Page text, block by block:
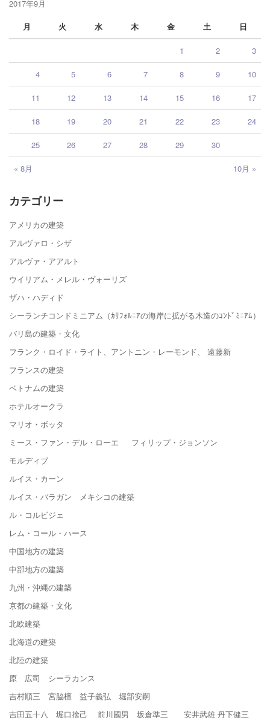
2017年9月
月
火 水 木 金 土 日
« 8月 10月 »
1 2 3
4 5 6 7 8 9 10
11 12 13 14 15 16 17
18 19 20 21 22 23 24
25 26 27 28 29 30
カテゴリー
アメリカの建築
アルヴァロ・シザ
アルヴァ・アアルト
ウイリアム・メレル・ヴォーリズ
ザハ・ハディド
シーランチコンドミニアム（ｶﾘﾌｫﾙﾆｱの海岸に拡がる木造のｺﾝﾄﾞﾐﾆｱﾑ）
バリ島の建築・文化
フランク・ロイド・ライト、アントニン・レーモンド、 遠藤新
フランスの建築
ベトナムの建築
ホテルオークラ
マリオ・ボッタ
ミース・ファン・デル・ローエ フィリップ・ジョンソン
モルディブ
ルイス・カーン
ルイス・バラガン メキシコの建築
ル・コルビジェ
レム・コール・ハース
中国地方の建築
中部地方の建築
九州・沖縄の建築
京都の建築・文化
北欧建築
北海道の建築
北陸の建築
原 広司 シーラカンス
吉村順三 宮脇檀 益子義弘 堀部安嗣
吉田五十八 堀口捨己 前川國男 坂倉準三 安井武雄 丹下健三